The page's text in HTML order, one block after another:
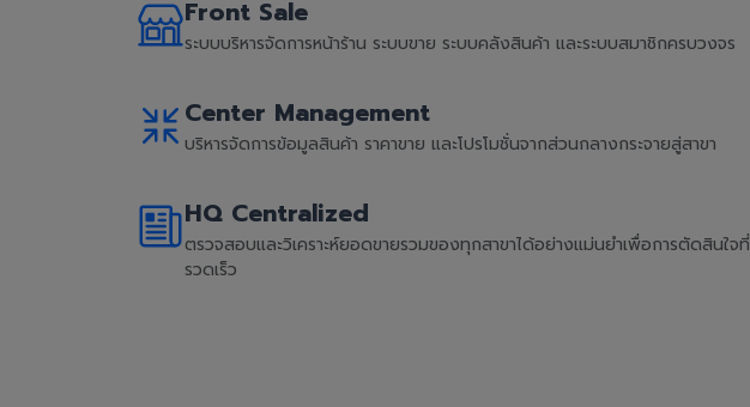
Front Sale
ระบบบริหารจัดการหน้าร้าน ระบบขาย ระบบคลังสินค้า และระบบสมาชิกครบวงจร
Center Management
บริหารจัดการข้อมูลสินค้า ราคาขาย และโปรโมชั่นจากส่วนกลางกระจายสู่สาขา
HQ Centralized
ตรวจสอบและวิเคราะห์ยอดขายรวมของทุกสาขาได้อย่างแม่นยำเพื่อการตัดสินใจที่
รวดเร็ว